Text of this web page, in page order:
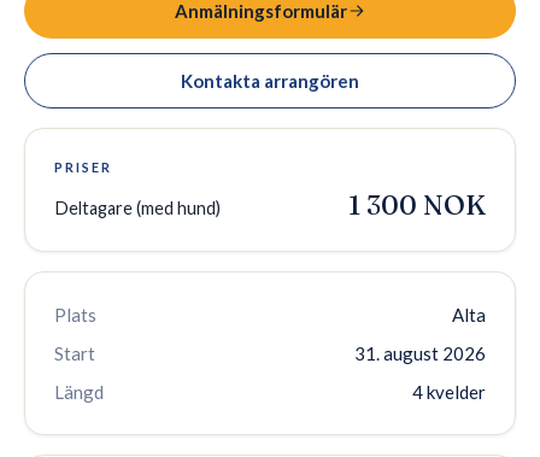
Anmälningsformulär
Kontakta arrangören
PRISER
Deltagare (med hund) 1 300 NOK
Plats
Alta
Start
31. august 2026
Längd
4 kvelder